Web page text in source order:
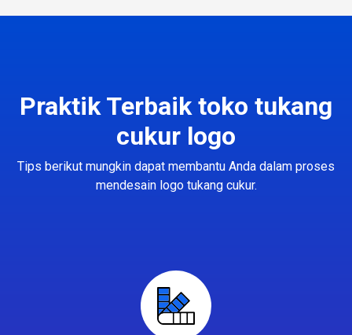
Praktik Terbaik toko tukang
cukur logo
Tips berikut mungkin dapat membantu Anda dalam proses
mendesain logo tukang cukur.